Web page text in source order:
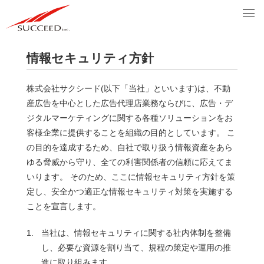
情報セキュリティ方針
株式会社サクシード(以下「当社」といいます)は、不動
産広告を中心とした広告代理店業務ならびに、広告・デ
ジタルマーケティングに関する各種ソリューションをお
客様企業に提供することを組織の目的としています。 こ
の目的を達成するため、自社で取り扱う情報資産をあら
ゆる脅威から守り、全ての利害関係者の信頼に応えてま
いります。 そのため、ここに情報セキュリティ方針を策
定し、安全かつ適正な情報セキュリティ対策を実施する
ことを宣言します。
1.
当社は、情報セキュリティに関する社内体制を整備
し、必要な資源を割り当て、規程の策定や運用の推